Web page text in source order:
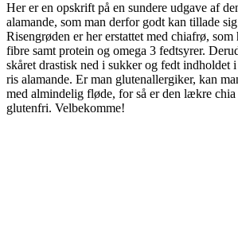
Her er en opskrift på en sundere udgave af
alamande, som man derfor godt kan tillade
Risengrøden er her erstattet med chiafrø,
fibre samt protein og omega 3 fedtsyrer.
skåret drastisk ned i sukker og fedt indholdet
ris alamande. Er man glutenallergiker, kan
med almindelig fløde, for så er den lækre chia
glutenfri. Velbekomme!